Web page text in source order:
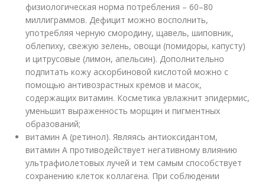
физиологическая норма потребления – 60–80
миллиграммов. Дефицит можно восполнить,
употребляя черную смородину, щавель, шиповник,
облепиху, свежую зелень, овощи (помидоры, капусту)
и цитрусовые (лимон, апельсин). Дополнительно
подпитать кожу аскорбиновой кислотой можно с
помощью антивозрастных кремов и масок,
содержащих витамин. Косметика увлажнит эпидермис,
уменьшит выраженность морщин и пигментных
образований;
витамин А (ретинол). Являясь антиоксидантом,
витамин А противодействует негативному влиянию
ультрафиолетовых лучей и тем самым способствует
сохранению клеток коллагена. При соблюдении